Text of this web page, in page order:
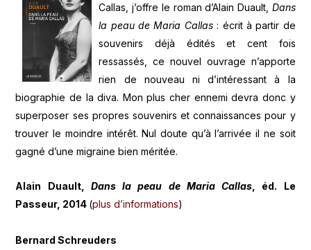
Callas, j’offre le roman d’Alain Duault, Dans
la peau de Maria Callas: écrit à partir de
souvenirs déjà édités et cent fois
ressassés, ce nouvel ouvrage n’apporte
rien de nouveau ni d’intéressant à la
biographie de la diva. Mon plus cher ennemi devra donc y
superposer ses propres souvenirs et connaissances pour y
trouver le moindre intérêt. Nul doute qu’à l’arrivée il ne soit
gagné d’une migraine bien méritée.
Alain Duault, Dans la peau de Maria Callas, éd. Le
Passeur, 2014 (plus d’informations)
Bernard Schreuders